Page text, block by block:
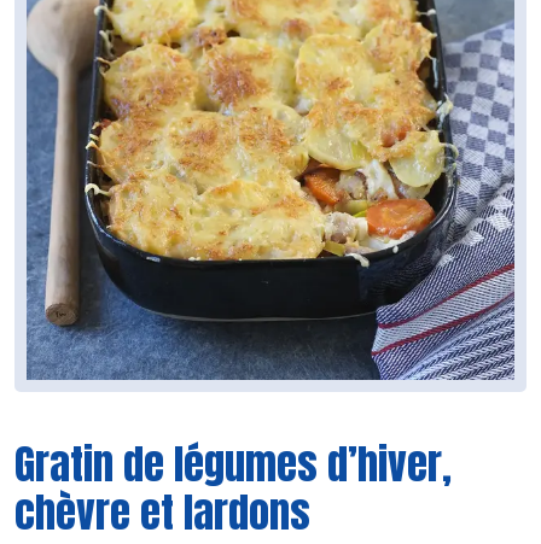
Gratin de légumes d’hiver,
chèvre et lardons